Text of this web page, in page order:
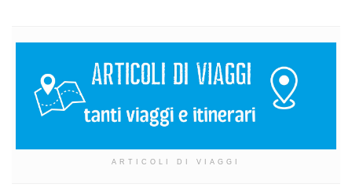
ARTICOLI DI VIAGGI